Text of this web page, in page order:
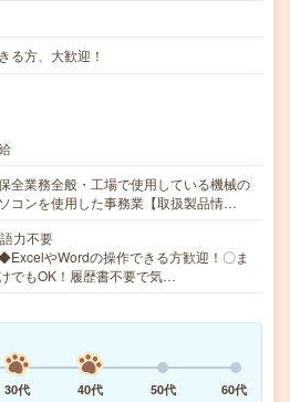
る方、大歓迎！
全業務全般・工場で使用している機械の
コンを使用した事務業【取扱製品情…
力不要
やWordの操作できる方歓迎！〇ま
でもOK！履歴書不要で気…
30代 40代 50代 60代